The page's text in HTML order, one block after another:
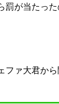
が当たった
ファ大君か